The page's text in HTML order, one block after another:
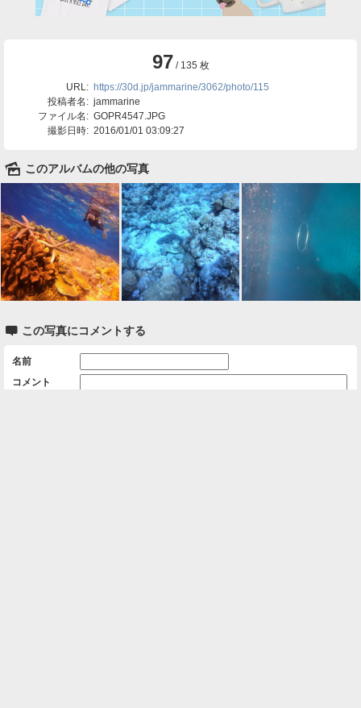
97 / 135 枚
URL: https://30d.jp/jammarine/3062/photo/115
投稿者名: jammarine
ファイル名: GOPR4547.JPG
撮影日時: 2016/01/01 03:09:27
🌄 このアルバムの他の写真
 この写真にコメントする
名前
コメント